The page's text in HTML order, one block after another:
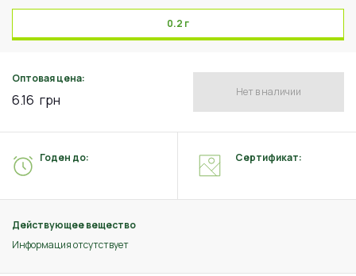
0.2 г
Оптовая цена:
6.16 грн Нет в наличии
Действующее вещество
Информация отсутствует
Годен до: Сертификат: